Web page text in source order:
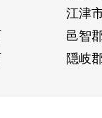
江津
邑智
隠岐